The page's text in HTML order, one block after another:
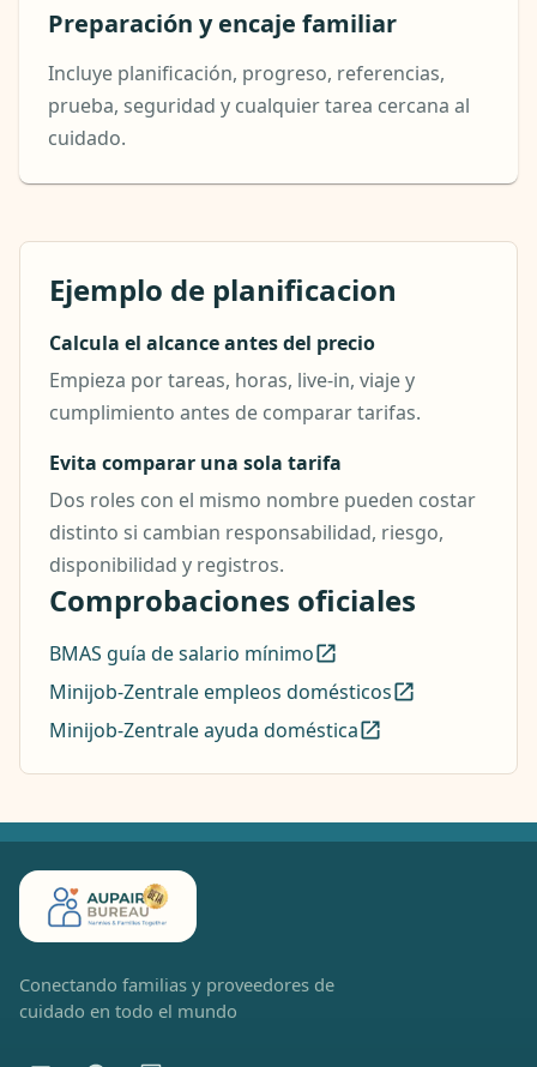
Preparación y encaje familiar
Incluye planificación, progreso, referencias,
prueba, seguridad y cualquier tarea cercana al
cuidado.
Ejemplo de planificacion
Calcula el alcance antes del precio
Empieza por tareas, horas, live-in, viaje y
cumplimiento antes de comparar tarifas.
Evita comparar una sola tarifa
Dos roles con el mismo nombre pueden costar
distinto si cambian responsabilidad, riesgo,
disponibilidad y registros.
Comprobaciones oficiales
BMAS guía de salario mínimo
Minijob-Zentrale empleos domésticos
Minijob-Zentrale ayuda doméstica
Conectando familias y proveedores de
cuidado en todo el mundo